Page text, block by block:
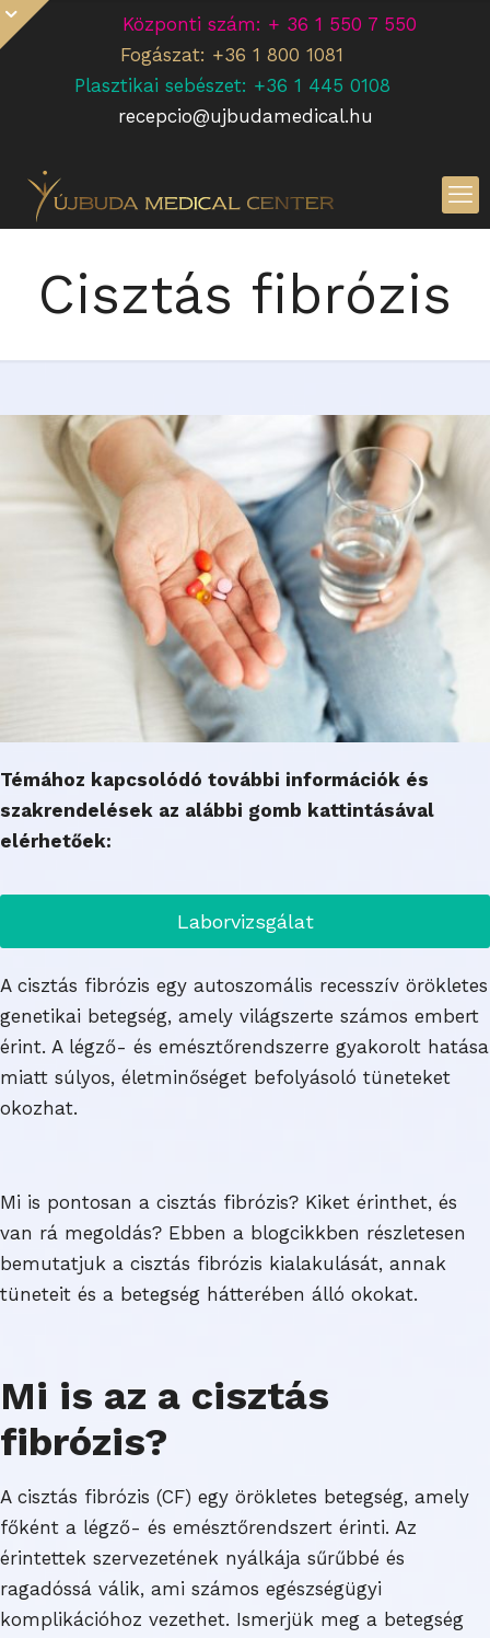
Központi szám: + 36 1 550 7 550
Fogászat: +36 1 800 1081
Plasztikai sebészet: +36 1 445 0108
recepcio@ujbudamedical.hu
Cisztás fibrózis
Témához kapcsolódó további információk és
szakrendelések az alábbi gomb kattintásával
elérhetőek:
Laborvizsgálat
A cisztás fibrózis egy autoszomális recesszív örökletes
genetikai betegség, amely világszerte számos embert
érint. A légző- és emésztőrendszerre gyakorolt hatása
miatt súlyos, életminőséget befolyásoló tüneteket
okozhat.
Mi is pontosan a cisztás fibrózis? Kiket érinthet, és
van rá megoldás? Ebben a blogcikkben részletesen
bemutatjuk a cisztás fibrózis kialakulását, annak
tüneteit és a betegség hátterében álló okokat.
Mi is az a cisztás
fibrózis?
A cisztás fibrózis (CF) egy örökletes betegség, amely
főként a légző- és emésztőrendszert érinti. Az
érintettek szervezetének nyálkája sűrűbbé és
ragadóssá válik, ami számos egészségügyi
komplikációhoz vezethet. Ismerjük meg a betegség